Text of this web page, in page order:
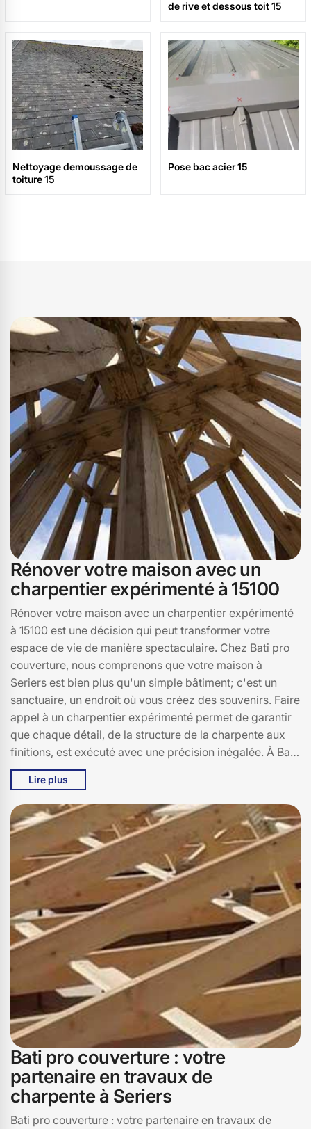
de rive et dessous toit 15
Nettoyage demoussage de
toiture 15
Pose bac acier 15
Rénover votre maison avec un
charpentier expérimenté à 15100
Rénover votre maison avec un charpentier expérimenté
à 15100 est une décision qui peut transformer votre
espace de vie de manière spectaculaire. Chez Bati pro
couverture, nous comprenons que votre maison à
Seriers est bien plus qu'un simple bâtiment; c'est un
sanctuaire, un endroit où vous créez des souvenirs. Faire
appel à un charpentier expérimenté permet de garantir
que chaque détail, de la structure de la charpente aux
finitions, est exécuté avec une précision inégalée. À Bati
pro couverture, nous nous engageons à utiliser des
matériaux de haute qualité et des techniques de pointe
pour vous offrir une rénovation qui allie esthétisme et
durabilité. Que vous souhaitiez moderniser votre espace,
ajouter une extension ou restaurer une charpente
ancienne, nous sommes à votre écoute pour concrétiser
votre vision à Seriers, 15100. Faites confiance à Bati pro
couverture pour une rénovation qui reflète votre style et
améliore votre confort de vie.
Lire plus
Bati pro couverture : votre
partenaire en travaux de
charpente à Seriers
Bati pro couverture : votre partenaire en travaux de